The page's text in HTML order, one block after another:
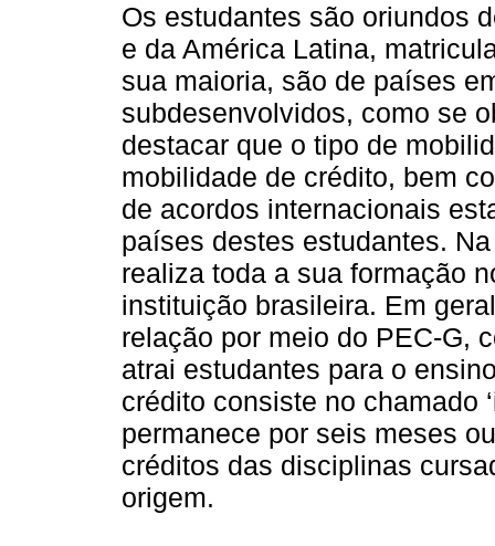
Os estudantes são oriundos
e da América Latina,
sua maioria, são de países
subdesenvolvidos, como se
destacar que o tipo de
mobilidade de crédito, bem
de acordos internacionais
países destes estudantes.
realiza toda a sua formação
instituição brasileira. Em
relação por meio do PEC-G,
atrai estudantes para o
crédito consiste no chamado
permanece por seis meses
créditos das disciplinas
origem.